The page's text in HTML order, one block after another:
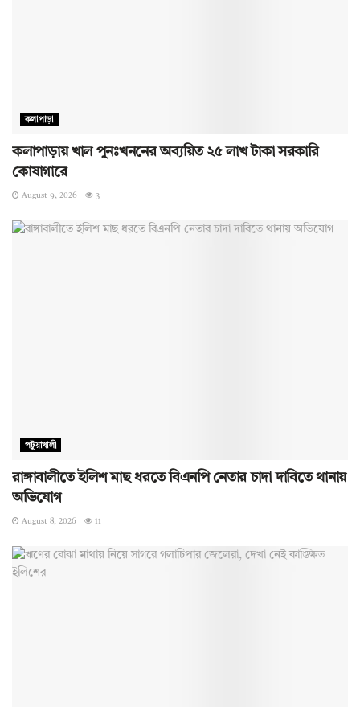
কলাপাড়া
কলাপাড়ায় খাল পুনঃখননের অব্যয়িত ২৫ লাখ টাকা সরকারি
কোষাগারে
August 9, 2026 3
পটুয়াখালী
রাঙ্গাবালীতে ইলিশ মাছ ধরতে বিএনপি নেতার চাদা দাবিতে থানায়
অভিযোগ
August 8, 2026 11